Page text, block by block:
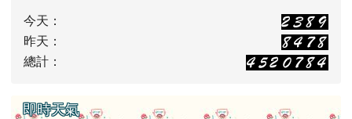
今天：
昨天：
總計：
即時天氣